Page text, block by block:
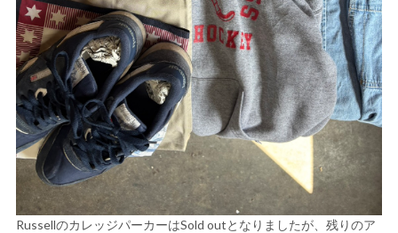
RussellのカレッジパーカーはSold outとなりましたが、残りのア